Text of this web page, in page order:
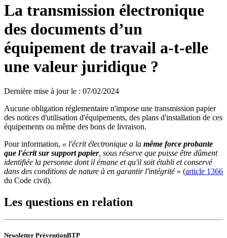
La transmission électronique
des documents d’un
équipement de travail a-t-elle
une valeur juridique ?
Dernière mise à jour le : 07/02/2024
Aucune obligation réglementaire n'impose une transmission papier
des notices d'utilisation d'équipements, des plans d'installation de ces
équipements ou même des bons de livraison.
Pour information, « l'écrit électronique a la même force probante
que l'écrit sur support papier, sous réserve que puisse être dûment
identifiée la personne dont il émane et qu'il soit établi et conservé
dans des conditions de nature à en garantir l'intégrité» (article 1366
du Code civil).
Les questions en relation
Newsletter PréventionBTP